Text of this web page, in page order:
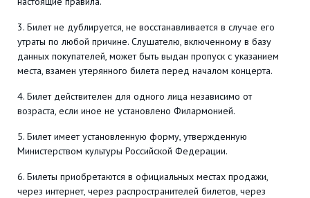
3. Билет не дублируется, не восстанавливается в случае его
утраты по любой причине. Слушателю, включенному в базу
данных покупателей, может быть выдан пропуск с указанием
места, взамен утерянного билета перед началом концерта.
4. Билет действителен для одного лица независимо от
возраста, если иное не установлено Филармонией.
5. Билет имеет установленную форму, утвержденную
Министерством культуры Российской Федерации.
6. Билеты приобретаются в официальных местах продажи,
через интернет, через распространителей билетов, через